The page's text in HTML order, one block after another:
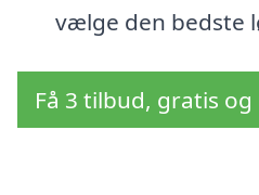
vælge den bedste
Få 3 tilbud, gratis